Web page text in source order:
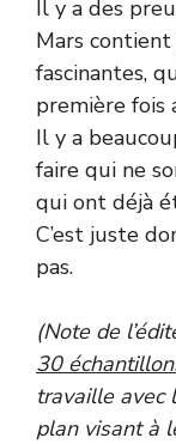
Il y a des
Mars
fascinantes,
première fois
Il y a
faire qui ne
qui ont déjà
C’est juste
pas.
(Note de
30
travaille avec
plan visant à